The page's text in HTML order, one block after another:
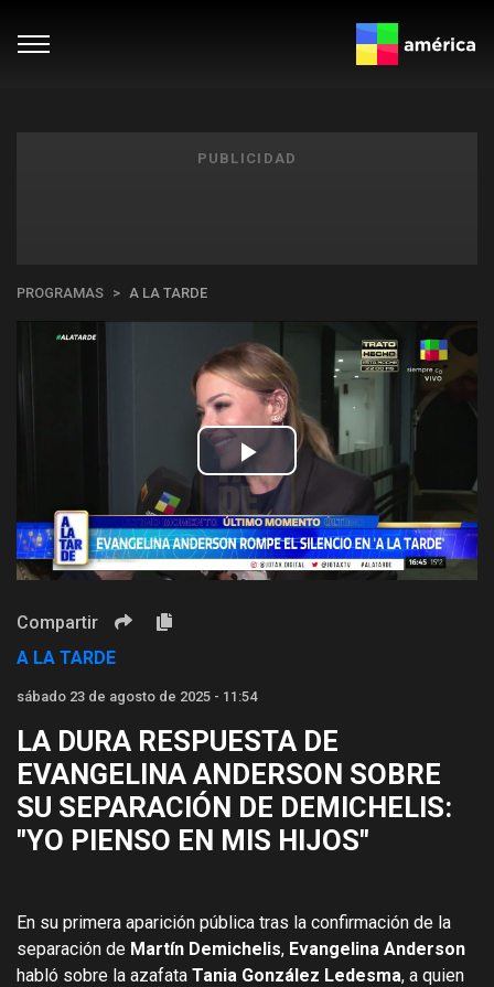
PUBLICIDAD
PROGRAMAS A LA TARDE
Play
Video
Compartir
A LA TARDE
sábado 23 de agosto de 2025 - 11:54
LA DURA RESPUESTA DE
EVANGELINA ANDERSON SOBRE
SU SEPARACIÓN DE DEMICHELIS:
"YO PIENSO EN MIS HIJOS"
En su primera aparición pública tras la confirmación de la
separación de Martín Demichelis, Evangelina Anderson
habló sobre la azafata Tania González Ledesma, a quien